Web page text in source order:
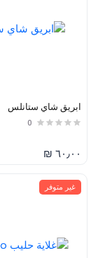
ابريق شاي ستانلس
0
٦٠٫٠٠ ₪
غير متوفر